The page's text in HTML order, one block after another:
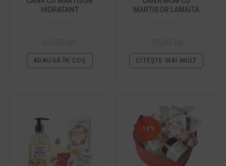
HIDRATANT
ADAUGĂ ÎN COȘ
MARTISOR LAMAITA
CITEȘTE MAI MULT
-15%